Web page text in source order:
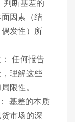
判断基差的
因素（结
发性）所
任何报告
理解这些
限性。
基差的本质
市场的深